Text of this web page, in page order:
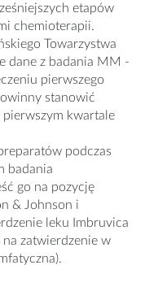
etapów
chemioterapii.
Towarzystwa
dane z badania MM -
pierwszego
stanowić
kwartale
podczas
badania
go na pozycję
& Johnson i
leku Imbruvica
na zatwierdzenie w